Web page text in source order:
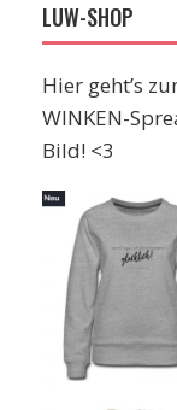
LUW-SHOP
Hier geht’s
WINKEN-
Bild! <3